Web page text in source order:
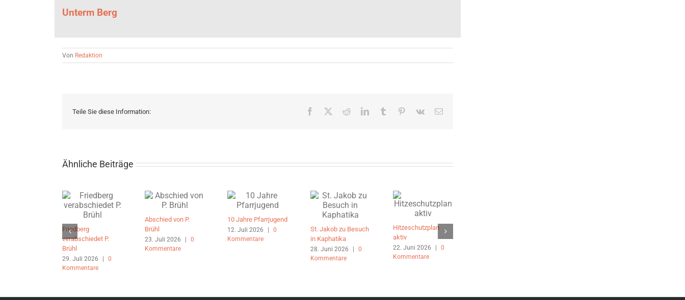
Unterm Berg
Von Redaktion
Teile Sie diese Information: Facebook RedditLinkedInTumblr Pinterest
Vk
E-
Ähnliche Beiträge
Friedberg
verabschiedet P.
Brühl
29. Juli 2026 |
0
Kommentare
Abschied von P.
Brühl
23. Juli 2026 |
0
Kommentare
10 Jahre Pfarrjugend
12. Juli 2026 |
0
Kommentare
St. Jakob zu Besuch
in Kaphatika
28. Juni 2026 |
0
Kommentare
Hitzeschutzplan
aktiv
22. Juni 2026 |
0
Kommentare